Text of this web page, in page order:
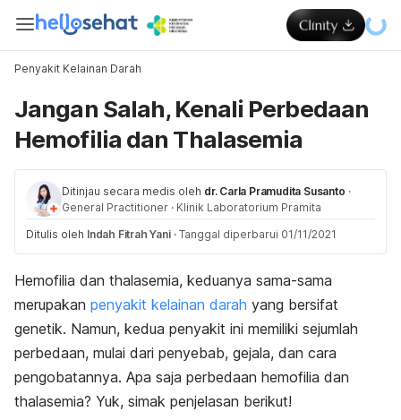
Penyakit Kelainan Darah
Jangan Salah, Kenali Perbedaan
Hemofilia dan Thalasemia
Ditinjau secara medis oleh dr. Carla Pramudita Susanto ·
General Practitioner · Klinik Laboratorium Pramita
Ditulis oleh Indah Fitrah Yani · Tanggal diperbarui 01/11/2021
Hemofilia dan thalasemia, keduanya sama-sama
merupakan penyakit kelainan darah yang bersifat
genetik. Namun, kedua penyakit ini memiliki sejumlah
perbedaan, mulai dari penyebab, gejala, dan cara
pengobatannya. Apa saja perbedaan hemofilia dan
thalasemia? Yuk, simak penjelasan berikut!